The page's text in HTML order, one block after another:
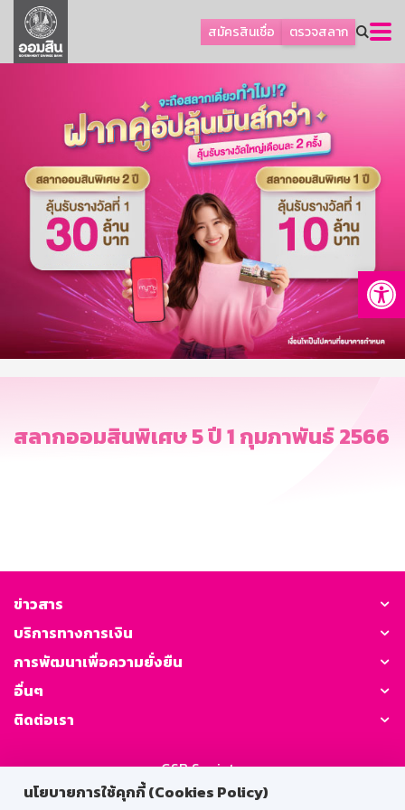
นโยบายการใช้คุกกี้ (Cookies Policy)
สมัครสินเชื่อ ตรวจสลาก
ลูกค้าธุรกิจ
ลูกค้าผู้ประกอบรายย่อย
ออมเพื่อสุข
เกี่ยวกับธนาคาร
การพัฒนาที่ยั่งยืน
ข่าวสาร
บริการทางการเงิน
อื่นๆ
ติดต่อเรา
บริการออนไลน์
TH
EN
สลากออมสินพิเศษ 5 ปี 1 กุมภาพันธ์ 2566
ข่าวสาร
บริการทางการเงิน
การพัฒนาเพื่อความยั่งยืน
อื่นๆ
ติดต่อเรา
GSB Society: